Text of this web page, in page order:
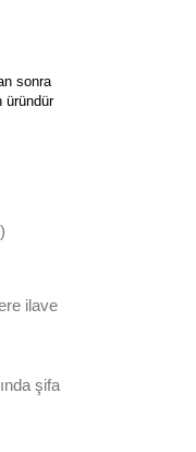
sonra
üründür
ilave
şifa